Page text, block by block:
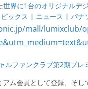
界に1台のオリジナルデ
ックス | ニュース | パナ
ルファンクラブ第2期プレ
ム会員として登録、そ